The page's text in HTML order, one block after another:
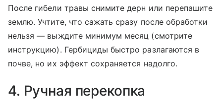
После гибели травы снимите дерн или перепашите
землю. Учтите, что сажать сразу после обработки
нельзя — выждите минимум месяц (смотрите
инструкцию). Гербициды быстро разлагаются в
почве, но их эффект сохраняется надолго.
4. Ручная перекопка